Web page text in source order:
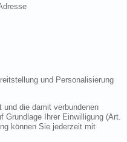
und Personalisierung
und die damit verbundenen
Grundlage Ihrer Einwilligung (Art.
können Sie jederzeit mit